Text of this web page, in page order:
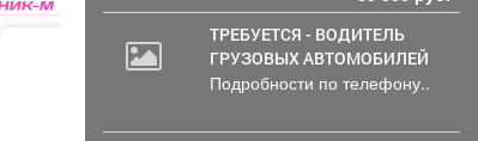
ТРЕБУЕТСЯ - ВОДИТЕЛЬ
ГРУЗОВЫХ АВТОМОБИЛЕЙ
Подробности по телефону..